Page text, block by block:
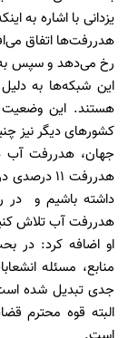
یزدانی با اشاره به
هدررفت‌ها اتفاق
رخ می‌دهد و سپس به
این شبکه‌ها به
هستند. این وضعیت
کشورهای دیگر نیز
جهان، هدررفت آب
هدررفت
داشته باشیم و در
هدررفت آب تلاش
او اضافه کرد: در
منابع، مسئله
جدی تبدیل شده
البته قوه محترم